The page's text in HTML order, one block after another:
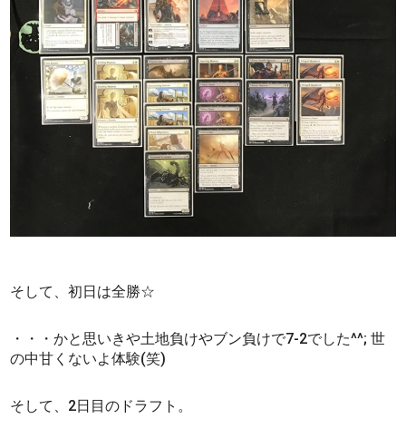
そして、初日は全勝☆
・・・かと思いきや土地負けやブン負けで7-2でした^^; 世
の中甘くないよ体験(笑)
そして、2日目のドラフト。